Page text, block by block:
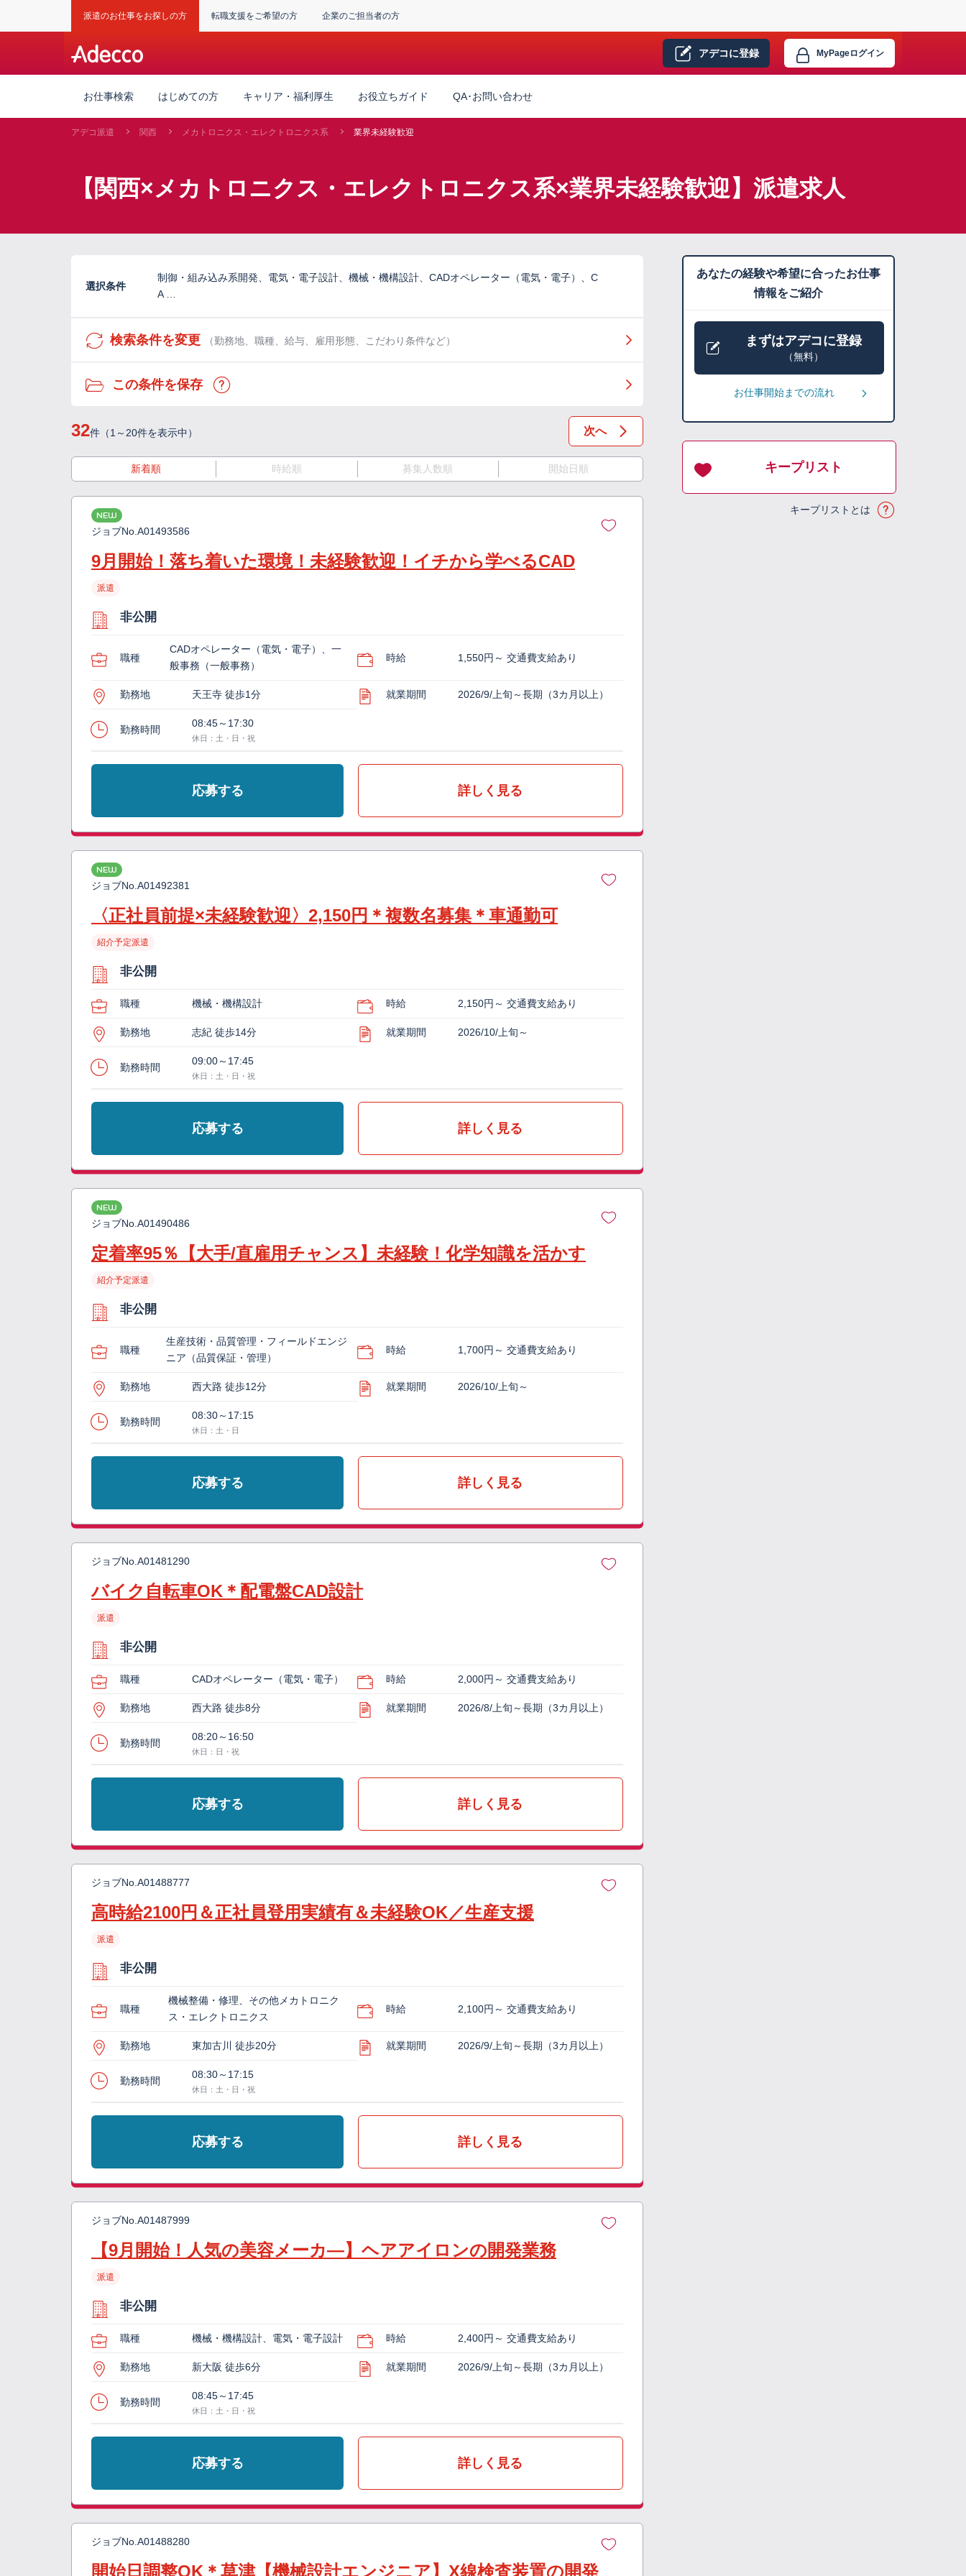
派遣のお仕事をお探しの方 転職支援をご希望の方 企業のご担当者の方
アデコに登録 MyPageログイン
お仕事検索 はじめての方 キャリア・福利厚生 お役立ちガイド QA･お問い合わせ
アデコ派遣 関西 メカトロニクス・エレクトロニクス系 業界未経験歓迎
【関西×メカトロニクス・エレクトロニクス系×業界未経験歓迎】派遣求人
選択条件
制御・組み込み系開発、電気・電子設計、機械・機構設計、CADオペレーター（電気・電子）、C
A …
検索条件を変更 （勤務地、職種、給与、雇用形態、こだわり条件など）
この条件を保存
32件（1～20件を表示中） 次へ
新着順 時給順 募集人数順 開始日順
NEW
ジョブNo. A01493586
9月開始！落ち着いた環境！未経験歓迎！イチから学べるCAD
派遣
非公開
職種
CADオペレーター（電気・電子）、一
般事務（一般事務）
時給 1,550円～ 交通費支給あり
勤務地 天王寺 徒歩1分 就業期間 2026/9/上旬～長期（3カ月以上）
勤務時間
08:45～17:30
休日：土・日・祝
応募する 詳しく見る
NEW
ジョブNo. A01492381
〈正社員前提×未経験歓迎〉2,150円＊複数名募集＊車通勤可
紹介予定派遣
非公開
職種 機械・機構設計 時給 2,150円～ 交通費支給あり
勤務地 志紀 徒歩14分 就業期間 2026/10/上旬～
勤務時間
09:00～17:45
休日：土・日・祝
応募する 詳しく見る
NEW
ジョブNo. A01490486
定着率95％【大手/直雇用チャンス】未経験！化学知識を活かす
紹介予定派遣
非公開
職種
生産技術・品質管理・フィールドエンジ
ニア（品質保証・管理）
時給 1,700円～ 交通費支給あり
勤務地 西大路 徒歩12分 就業期間 2026/10/上旬～
勤務時間
08:30～17:15
休日：土・日
応募する 詳しく見る
ジョブNo. A01481290
バイク自転車OK＊配電盤CAD設計
派遣
非公開
職種 CADオペレーター（電気・電子） 時給 2,000円～ 交通費支給あり
勤務地 西大路 徒歩8分 就業期間 2026/8/上旬～長期（3カ月以上）
勤務時間
08:20～16:50
休日：日・祝
応募する 詳しく見る
ジョブNo. A01488777
高時給2100円＆正社員登用実績有＆未経験OK／生産支援
派遣
非公開
職種
機械整備・修理、その他メカトロニク
ス・エレクトロニクス
時給 2,100円～ 交通費支給あり
勤務地 東加古川 徒歩20分 就業期間 2026/9/上旬～長期（3カ月以上）
勤務時間
08:30～17:15
休日：土・日・祝
応募する 詳しく見る
ジョブNo. A01487999
【9月開始！人気の美容メーカ―】ヘアアイロンの開発業務
派遣
非公開
職種 機械・機構設計、電気・電子設計 時給 2,400円～ 交通費支給あり
勤務地 新大阪 徒歩6分 就業期間 2026/9/上旬～長期（3カ月以上）
勤務時間
08:45～17:45
休日：土・日・祝
応募する 詳しく見る
ジョブNo. A01488280
開始日調整OK＊草津【機械設計エンジニア】X線検査装置の開発
あなたの経験や希望に合ったお仕事
情報をご紹介
まずはアデコに登録
（無料）
お仕事開始までの流れ
キープリスト
キープリストとは